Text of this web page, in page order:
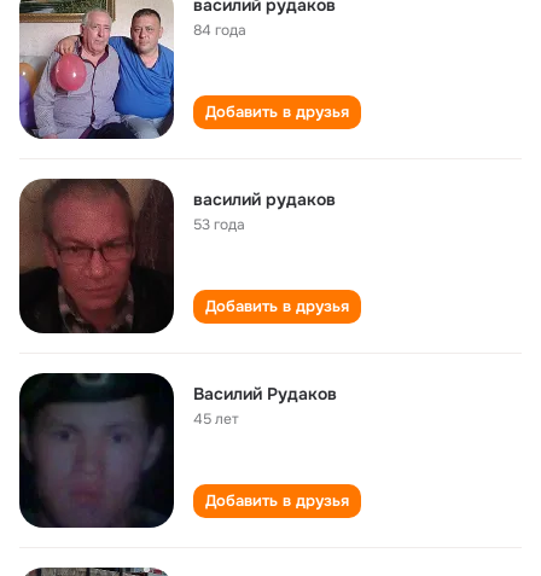
василий рудаков
84 года
Добавить в друзья
василий рудаков
53 года
Добавить в друзья
Василий Рудаков
45 лет
Добавить в друзья